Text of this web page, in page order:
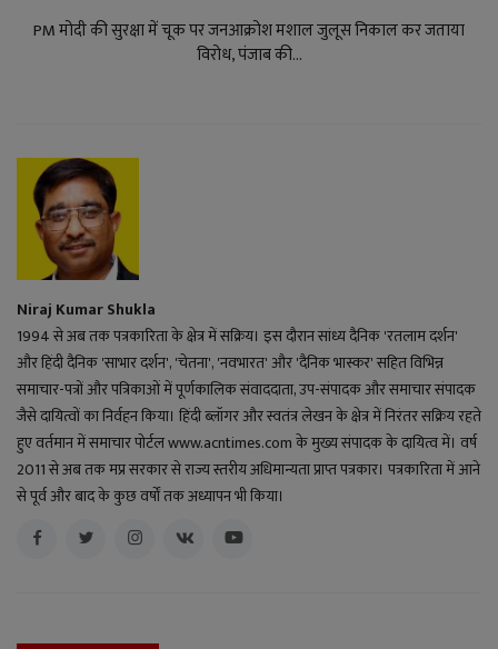
PM मोदी की सुरक्षा में चूक पर जनआक्रोश मशाल जुलूस निकाल कर जताया
विरोध, पंजाब की...
Niraj Kumar Shukla
1994 से अब तक पत्रकारिता के क्षेत्र में सक्रिय। इस दौरान सांध्य दैनिक 'रतलाम दर्शन'
और हिंदी दैनिक 'साभार दर्शन', 'चेतना', 'नवभारत' और 'दैनिक भास्कर' सहित विभिन्न
समाचार-पत्रों और पत्रिकाओं में पूर्णकालिक संवाददाता, उप-संपादक और समाचार संपादक
जैसे दायित्वों का निर्वहन किया। हिंदी ब्लॉगर और स्वतंत्र लेखन के क्षेत्र में निरंतर सक्रिय रहते
हुए वर्तमान में समाचार पोर्टल www.acntimes.com के मुख्य संपादक के दायित्व में। वर्ष
2011 से अब तक मप्र सरकार से राज्य स्तरीय अधिमान्यता प्राप्त पत्रकार। पत्रकारिता में आने
से पूर्व और बाद के कुछ वर्षों तक अध्यापन भी किया।